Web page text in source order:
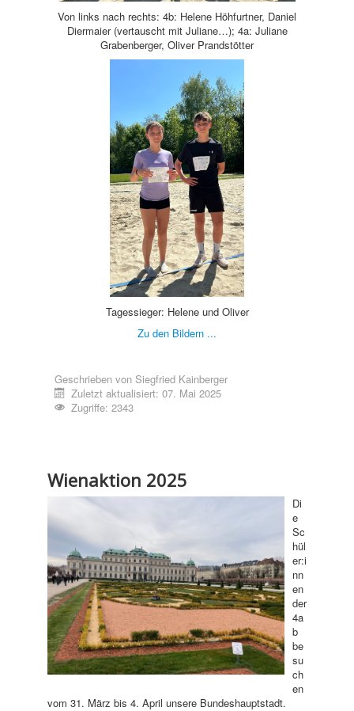
Von links nach rechts: 4b: Helene Höhfurtner, Daniel
Diermaier (vertauscht mit Juliane…); 4a: Juliane
Grabenberger, Oliver Prandstötter
Tagessieger: Helene und Oliver
Zu den Bildern ...
Geschrieben von Siegfried Kainberger
Zuletzt aktualisiert: 07. Mai 2025
Zugriffe: 2343
Wienaktion 2025
Di
e
Sc
hül
er:i
nn
en
der
4a
b
be
su
ch
en
vom 31. März bis 4. April unsere Bundeshauptstadt.